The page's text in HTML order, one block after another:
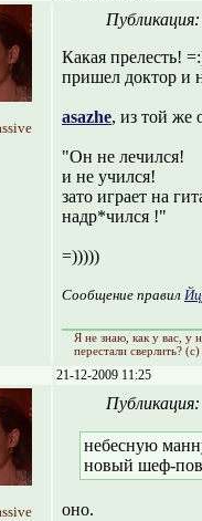
Какая прелесть!
пришел доктор и
asazhe, из той же
"Он не лечился!
и не учился!
зато играет на
надр*чился !"
=)))))
Сообщение правил
Я не знаю, как y вас, y
перестали сверлить? (с)
21-12-2009 11:25
небесную
новый шеф-
оно.